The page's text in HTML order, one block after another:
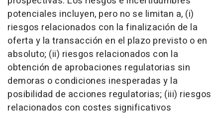
potenciales incluyen, pero no se limitan a, (i)
riesgos relacionados con la finalización de la
oferta y la transacción en el plazo previsto o en
absoluto; (ii) riesgos relacionados con la
obtención de aprobaciones regulatorias sin
demoras o condiciones inesperadas y la
posibilidad de acciones regulatorias; (iii) riesgos
relacionados con costes significativos